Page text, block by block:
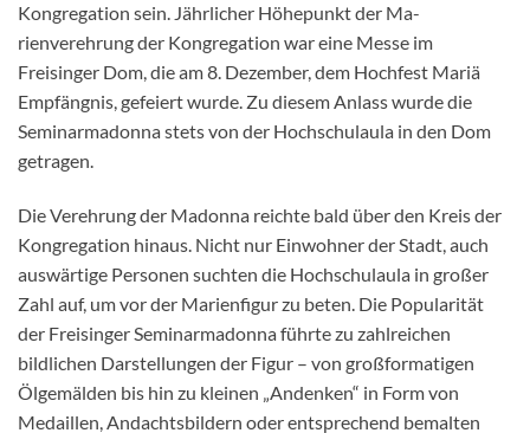
Kongregation sein. Jährlicher Höhepunkt der Ma-
rienverehrung der Kongregation war eine Messe im
Freisinger Dom, die am 8. Dezember, dem Hochfest Mariä
Empfängnis, gefeiert wurde. Zu diesem Anlass wurde die
Seminarmadonna stets von der Hochschulaula in den Dom
getragen.
Die Verehrung der Madonna reichte bald über den Kreis der
Kongregation hinaus. Nicht nur Einwohner der Stadt, auch
auswärtige Personen suchten die Hochschulaula in großer
Zahl auf, um vor der Marienfigur zu beten. Die Popularität
der Freisinger Seminarmadonna führte zu zahlreichen
bildlichen Darstellungen der Figur – von großformatigen
Ölgemälden bis hin zu kleinen „Andenken“ in Form von
Medaillen, Andachtsbildern oder entsprechend bemalten